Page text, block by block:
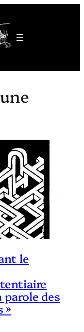
le
des
»